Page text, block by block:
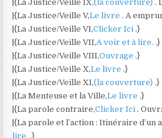
|{La Justice/Veille IX,(la couverture) .
|{La Justice/Veille V,Le livre . A
|{La Justice/Veille VI,Clicker Ici .}
|{La Justice/Veille VII,A voir et à lire. .}
|{La Justice/Veille VIII,Ouvrage .}
|{La Justice/Veille X,Le livre .}
|{La Justice/Veille XI,(la couverture) .}
|{La Menteuse et la Ville,Le livre .}
|{La parole contraire,Clicker Ici .
|{La parole et l’action : Itinéraire d’un
lire. .}